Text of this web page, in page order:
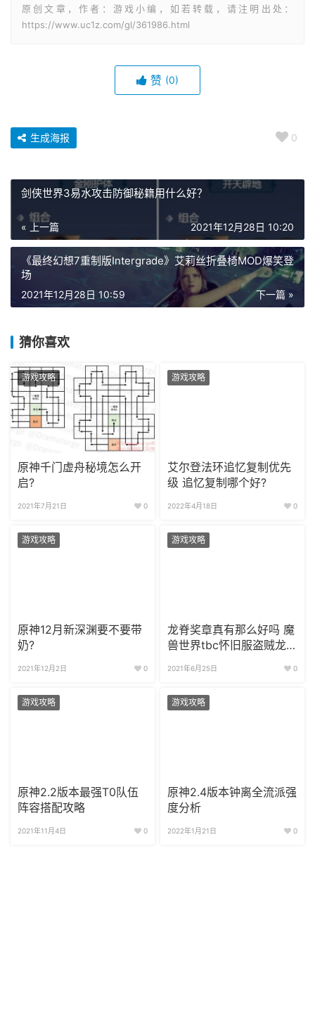
原创文章，作者：游戏小编，如若转载，请注明出处：
https://www.uc1z.com/gl/361986.html
赞 (0)
0
生成海报
剑侠世界3易水攻击防御秘籍用什么好？
« 上一篇 2021年12月28日 10:20
《最终幻想7重制版Intergrade》艾莉丝折叠椅MOD爆笑登
场
下一篇 »
2021年12月28日 10:59
猜你喜欢
游戏攻略
原神千门虚舟秘境怎么开
启?
2021年7月21日 0
游戏攻略
艾尔登法环追忆复制优先
级 追忆复制哪个好?
2022年4月18日 0
游戏攻略
原神12月新深渊要不要带
奶?
2021年12月2日 0
游戏攻略
龙脊奖章真有那么好吗 魔
兽世界tbc怀旧服盗贼龙
2021年6月25日 0
游戏攻略
原神2.2版本最强T0队伍
阵容搭配攻略
2021年11月4日 0
游戏攻略
原神2.4版本钟离全流派强
度分析
2022年1月21日 0